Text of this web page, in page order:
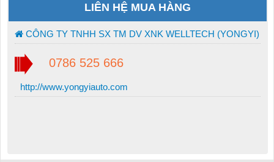
LIÊN HỆ MUA HÀNG
CÔNG TY TNHH SX TM DV XNK WELLTECH (YONGYI)
0786 525 666
http://www.yongyiauto.com